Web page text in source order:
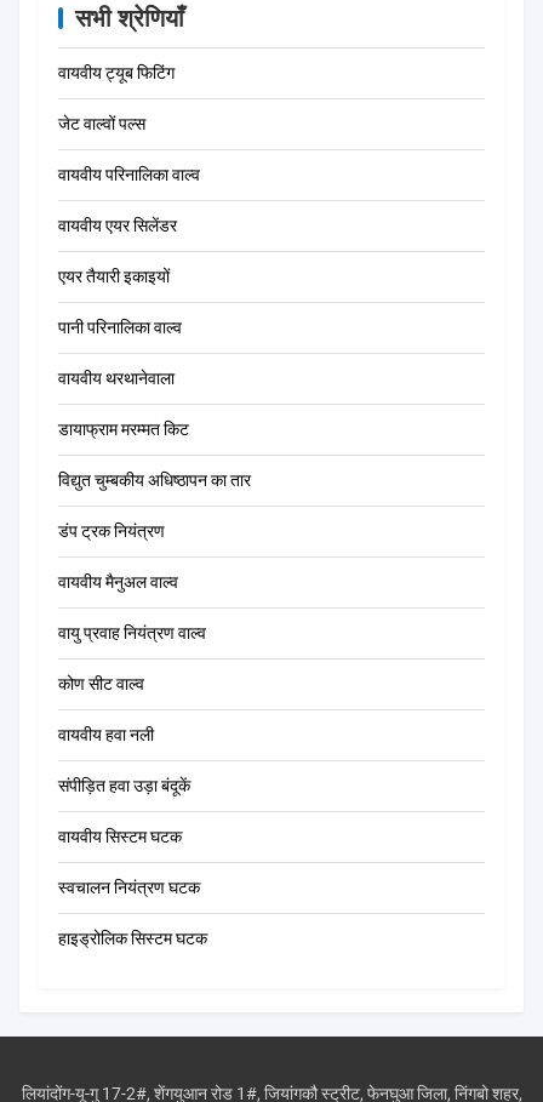
सभी श्रेणियाँ
वायवीय ट्यूब फिटिंग
जेट वाल्वों पल्स
वायवीय परिनालिका वाल्व
वायवीय एयर सिलेंडर
एयर तैयारी इकाइयों
पानी परिनालिका वाल्व
वायवीय थरथानेवाला
डायाफ्राम मरम्मत किट
विद्युत चुम्बकीय अधिष्ठापन का तार
डंप ट्रक नियंत्रण
वायवीय मैनुअल वाल्व
वायु प्रवाह नियंत्रण वाल्व
कोण सीट वाल्व
वायवीय हवा नली
संपीड़ित हवा उड़ा बंदूकें
वायवीय सिस्टम घटक
स्वचालन नियंत्रण घटक
हाइड्रोलिक सिस्टम घटक
लियांदोंग-यू-गु 17-2#, शेंगयुआन रोड 1#, जियांगकौ स्ट्रीट, फेनघुआ जिला, निंगबो शहर,